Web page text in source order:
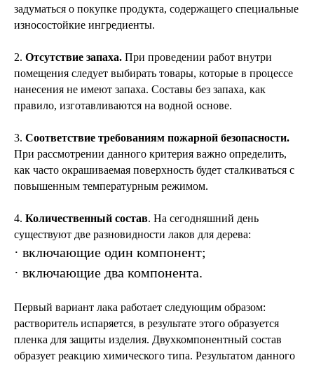
задуматься о покупке продукта, содержащего специальные
износостойкие ингредиенты.
2. Отсутствие запаха. При проведении работ внутри
помещения следует выбирать товары, которые в процессе
нанесения не имеют запаха. Составы без запаха, как
правило, изготавливаются на водной основе.
3. Соответствие требованиям пожарной безопасности.
При рассмотрении данного критерия важно определить,
как часто окрашиваемая поверхность будет сталкиваться с
повышенным температурным режимом.
4. Количественный состав. На сегодняшний день
существуют две разновидности лаков для дерева:
· включающие один компонент;
· включающие два компонента.
Первый вариант лака работает следующим образом:
растворитель испаряется, в результате этого образуется
пленка для защиты изделия. Двухкомпонентный состав
образует реакцию химического типа. Результатом данного